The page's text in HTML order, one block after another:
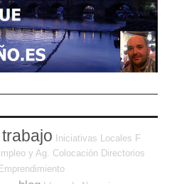
trabajo Iniciativas Locales F
y Ag. Colocación Directorios